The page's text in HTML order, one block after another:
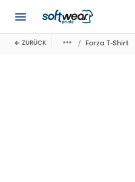
ZURÜCK Forza T-Shirt